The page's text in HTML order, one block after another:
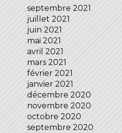
septembre 2021
juillet 2021
juin 2021
mai 2021
avril 2021
mars 2021
février 2021
janvier 2021
décembre 2020
novembre 2020
octobre 2020
septembre 2020